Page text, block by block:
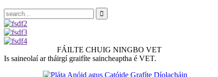
FÁILTE CHUIG NINGBO VET
Is saineolaí ar tháirgí graifíte saincheaptha é VET.